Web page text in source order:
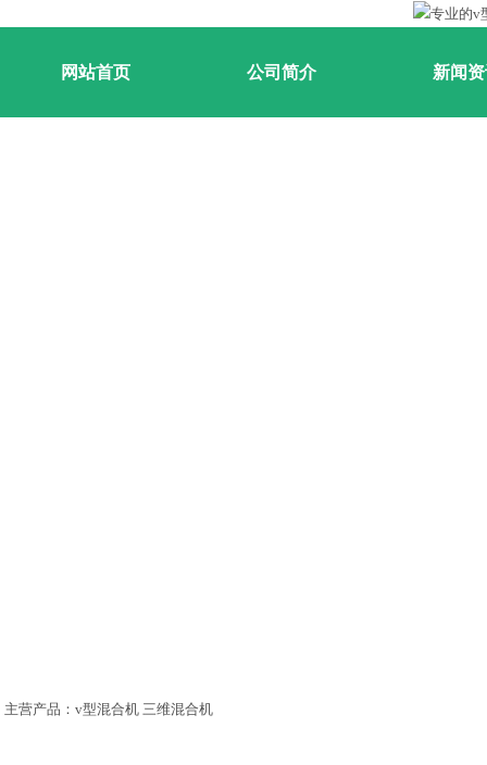
网站首页 公司简介 新闻
主营产品：v型混合机 三维混合机